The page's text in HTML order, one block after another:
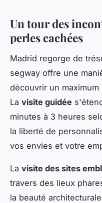
Un tour des
perles cachées
Madrid regorge de
segway offre une
découvrir un
La visite guidée
minutes à 3 heures
la liberté de
vos envies et votre
La visite des sites
travers des lieux
la beauté